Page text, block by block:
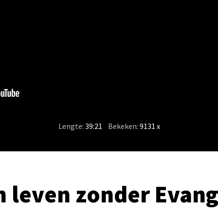
Lengte: 39:21 Bekeken: 9131 x
leven zonder